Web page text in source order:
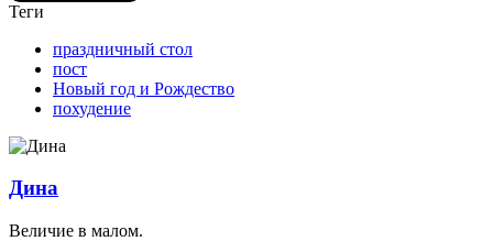
Теги
праздничный стол
пост
Новый год и Рождество
похудение
Дина
Величие в малом.